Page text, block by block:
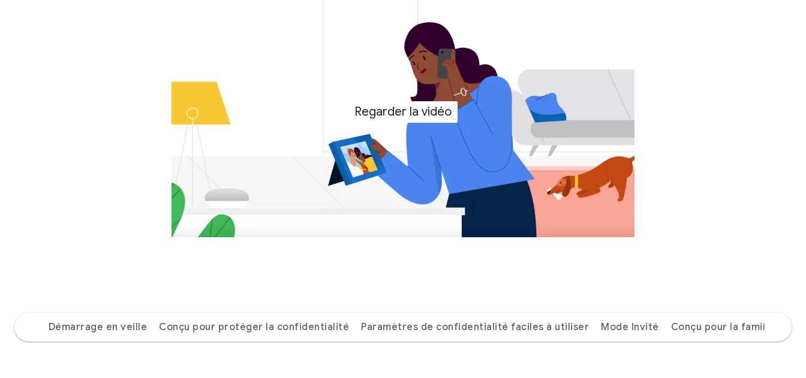
Regarder la vidéo
Démarrage en veille Conçu pour protéger la confidentialité Paramètres de confidentialité faciles à utiliser Mode Invité Conçu pour la famille